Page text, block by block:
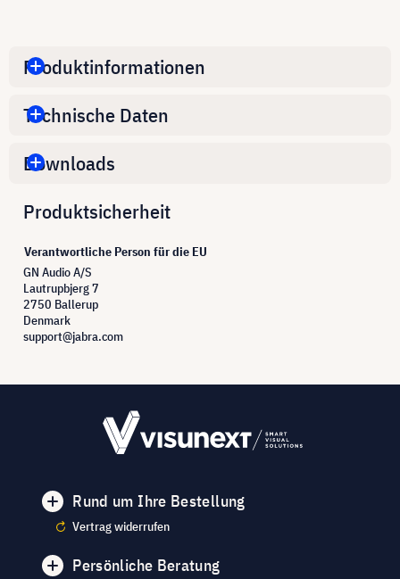
Produktinformationen
Technische Daten
Downloads
Produktsicherheit
Verantwortliche Person für die EU
GN Audio A/S
Lautrupbjerg 7
2750 Ballerup
Denmark
support@jabra.com
Rund um Ihre Bestellung
Vertrag widerrufen
Persönliche Beratung